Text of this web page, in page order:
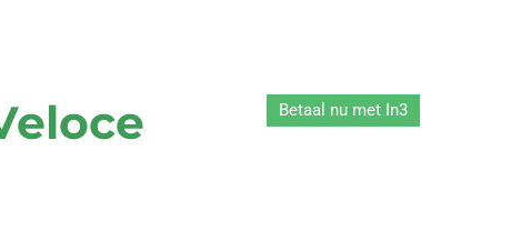
Betaal nu met In3